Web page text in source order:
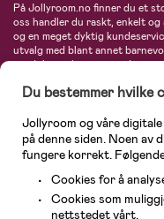
På Jollyroom.no finner du et
oss handler du raskt, enkelt
og en meget dyktig
utvalg med blant annet
produkter til mor, mengder av
Maxi-Cosi, Baby Jogger,
største nettbutikk for barn og
Du bestemmer hvilke
Jollyroom og våre
på denne siden. Noen av
fungere korrekt.
Cookies for å
Cookies som
nettstedet vårt.